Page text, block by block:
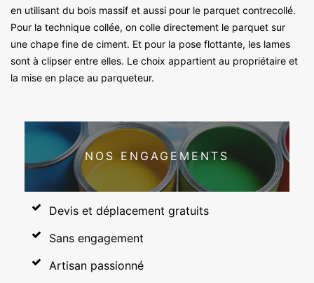
en utilisant du bois massif et aussi pour le parquet contrecollé.
Pour la technique collée, on colle directement le parquet sur
une chape fine de ciment. Et pour la pose flottante, les lames
sont à clipser entre elles. Le choix appartient au propriétaire et
la mise en place au parqueteur.
NOS ENGAGEMENTS
Devis et déplacement gratuits
Sans engagement
Artisan passionné